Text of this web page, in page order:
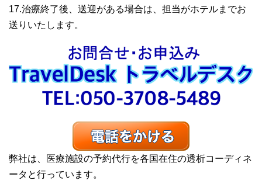
17.治療終了後、送迎がある場合は、担当がホテルまでお
送りいたします。
弊社は、医療施設の予約代行を各国在住の透析コーディネ
ータと行っています。